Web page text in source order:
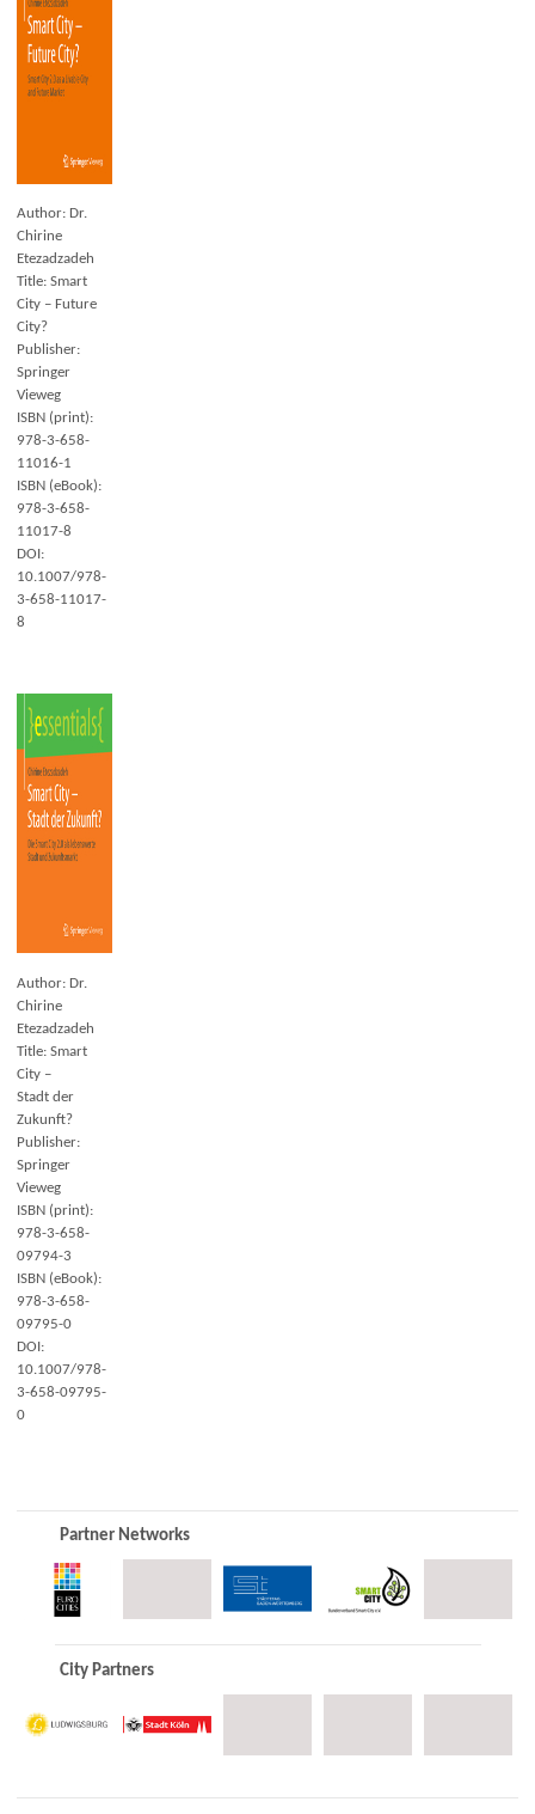
Author: Dr.
Chirine
Etezadzadeh
Title: Smart
City – Future
City?
Publisher:
Springer
Vieweg
ISBN (print):
978-3-658-
11016-1
ISBN (eBook):
978-3-658-
11017-8
DOI:
10.1007/978-
3-658-11017-
8
Author: Dr.
Chirine
Etezadzadeh
Title: Smart
City –
Stadt der
Zukunft?
Publisher:
Springer
Vieweg
ISBN (print):
978-3-658-
09794-3
ISBN (eBook):
978-3-658-
09795-0
DOI:
10.1007/978-
3-658-09795-
0
Partner Networks
City Partners